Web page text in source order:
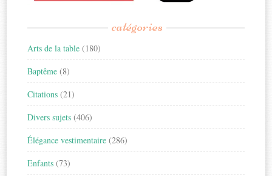
catégories
Arts de la table (180)
Baptême (8)
Citations (21)
Divers sujets (406)
Élégance vestimentaire (286)
Enfants (73)